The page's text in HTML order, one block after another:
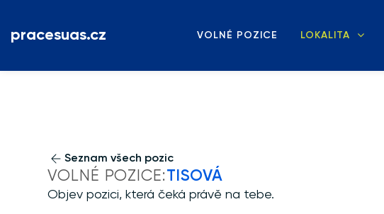
pracesuas.cz VOLNÉ POZICE LOKALITA
Seznam všech pozic
VOLNÉ POZICE:TISOVÁ
Objev pozici, která čeká právě na tebe.